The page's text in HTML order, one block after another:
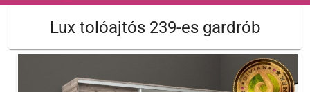
Lux tolóajtós 239-es gardrób